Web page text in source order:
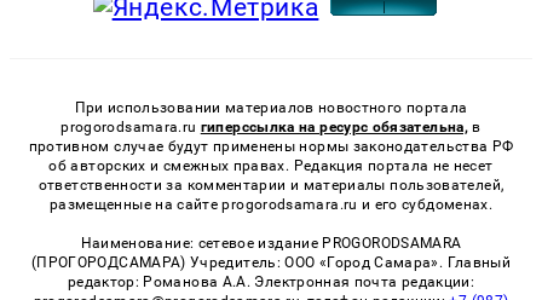
При использовании материалов новостного портала
progorodsamara.ru гиперссылка на ресурс обязательна, в
противном случае будут применены нормы законодательства РФ
об авторских и смежных правах. Редакция портала не несет
ответственности за комментарии и материалы пользователей,
размещенные на сайте progorodsamara.ru и его субдоменах.
Наименование: сетевое издание PROGORODSAMARA
(ПРОГОРОДСАМАРА) Учредитель: ООО «Город Самара». Главный
редактор: Романова А.А. Электронная почта редакции: